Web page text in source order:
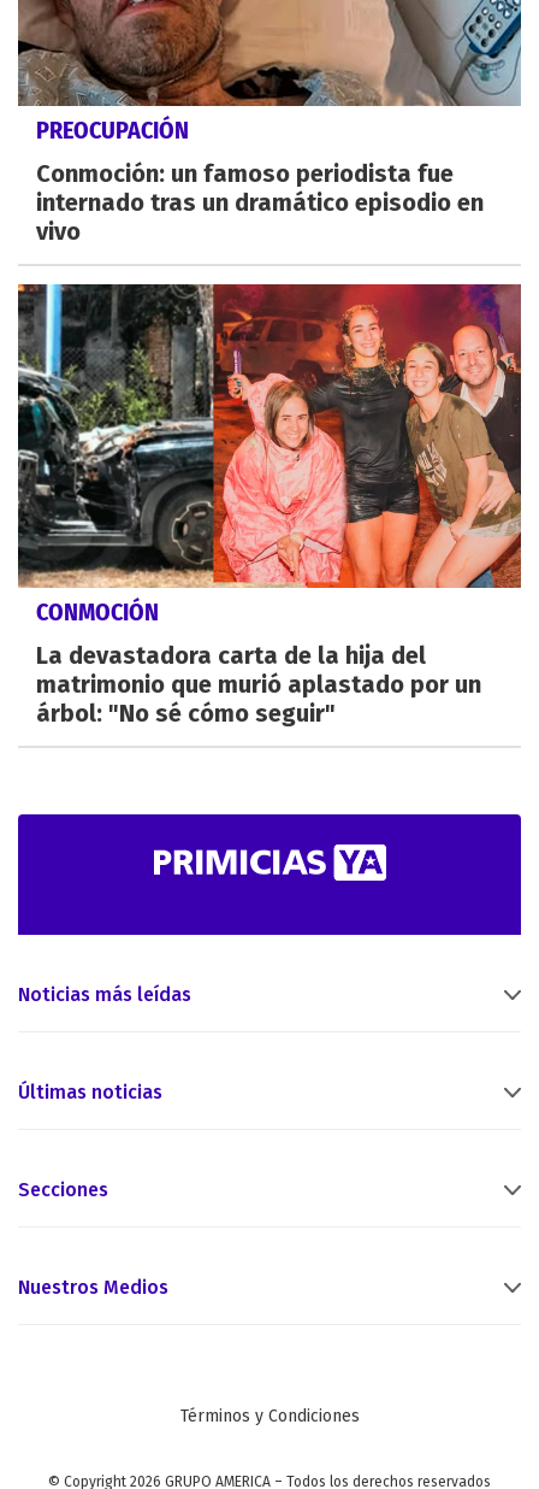
PREOCUPACIÓN
Conmoción: un famoso periodista fue
internado tras un dramático episodio en
vivo
CONMOCIÓN
La devastadora carta de la hija del
matrimonio que murió aplastado por un
árbol: "No sé cómo seguir"
Noticias más leídas
Últimas noticias
Secciones
Nuestros Medios
Términos y Condiciones
© Copyright 2026 GRUPO AMERICA – Todos los derechos reservados